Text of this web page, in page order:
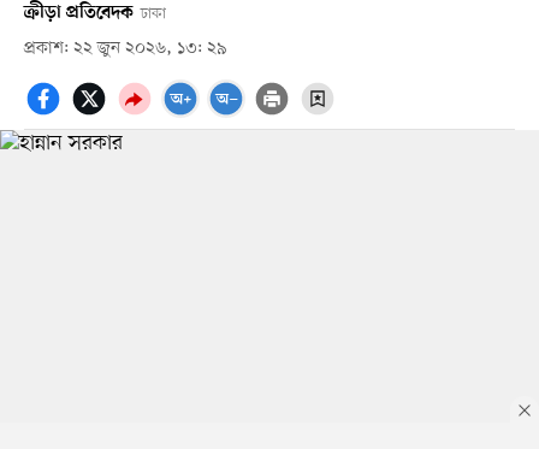
ক্রীড়া প্রতিবেদক ঢাকা
প্রকাশ: ২২ জুন ২০২৬, ১৩: ২৯